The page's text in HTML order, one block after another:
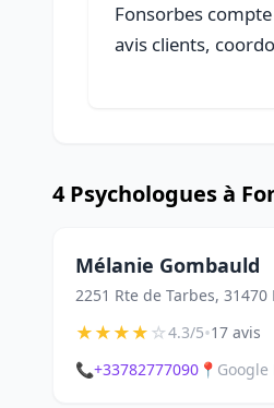
Fonsorbes compte
avis clients,
4 Psychologues à
Mélanie Gombauld
2251 Rte de Tarbes, 31470
★★★★☆4.3/5•17 avis
📞+33782777090 📍 Google